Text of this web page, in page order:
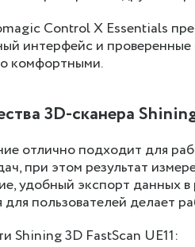
Control X Essentials
интерфейс и
комфортными.
3D-сканера
отлично подходит для
при этом результат
удобный экспорт данных
пользователей делает
Shining 3D FastScan UE11: